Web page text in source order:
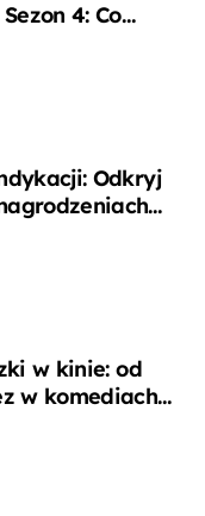
4: Co
Odkryj
branży
w kinie: od
w komediach i